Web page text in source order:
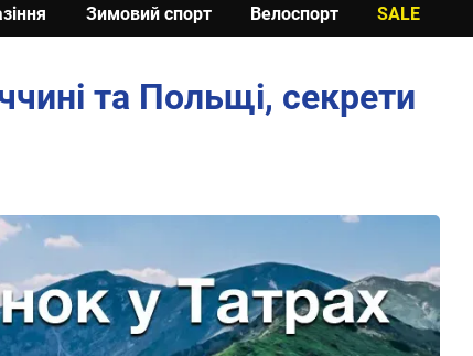
Зимовий спорт Велоспорт SALE
та Польщі, секрети